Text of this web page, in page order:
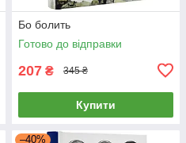
Бо болить
Готово до відправки
207 ₴ 345 ₴
Купити
–40%